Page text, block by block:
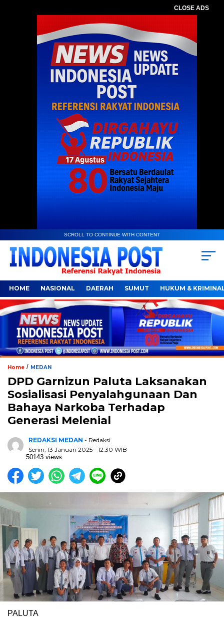
CLOSE ADS
SCROLL TO CONTINUE WITH CONTENT
HOME NASIONAL DAERAH SUMUT HUKUM &
Home / MEDAN
DPD Garnizun Paluta Laksanakan
Sosialisasi Penyalahgunaan Dan
Bahaya Narkoba Terhadap
Generasi Melenial
REDAKSI MEDAN - Redaksi
Senin, 13 Januari 2025 - 12:30 WIB
50143 views
PALUTA